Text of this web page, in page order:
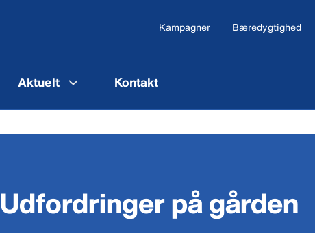
Kampagner Bæredygtighed
Aktuelt Kontakt
Udfordringer på gården